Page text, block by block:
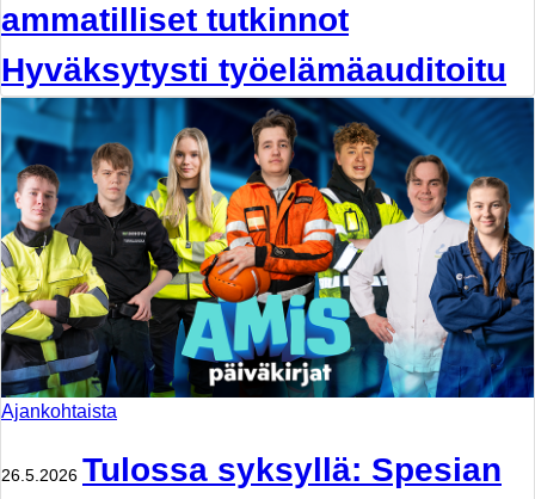
ammatilliset tutkinnot
Hyväksytysti työelämäauditoitu
Ajankohtaista
26.5.2026 Tulossa syksyllä: Spesian